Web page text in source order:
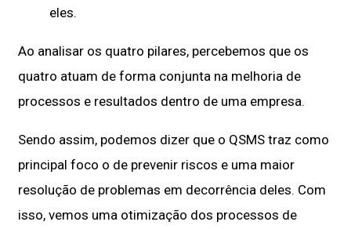
eles.
Ao analisar os quatro pilares, percebemos que os
quatro atuam de forma conjunta na melhoria de
processos e resultados dentro de uma empresa.
Sendo assim, podemos dizer que o QSMS traz como
principal foco o de prevenir riscos e uma maior
resolução de problemas em decorrência deles. Com
isso, vemos uma otimização dos processos de